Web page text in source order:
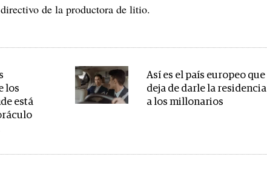
de la productora de litio.
los
está
Así es el país europeo que
deja de darle la residencia
a los millonarios